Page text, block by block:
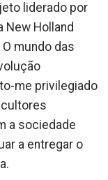
liderado por
New Holland
mundo das
me privilegiado
a sociedade
a entregar o